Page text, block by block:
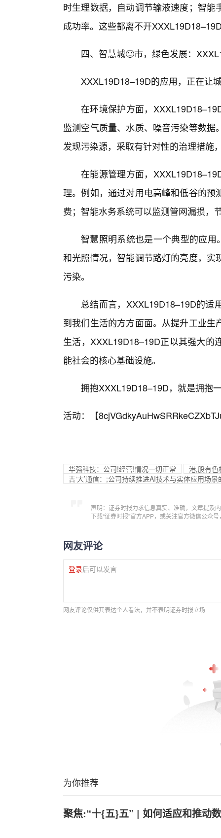
时生理数据，自动调节输液速度；智
成功率。这些都离不开
四、智慧城🙂市，绿色发展：
XXXL19D18–19D的应用，正在让
在环境保护方面，
监测空气质量、水质、噪音污染等数
发现污染源，采取有针对性的治理措施
在能源管理方面，
理。例如，通过对用电高峰和低谷的
费；智能水务系统可以监测管网漏损，
智慧照明系统也是一个典型的应
和光照情况，智能调节路灯的亮度，
污染。
总结而言，XXXL19D18–19D的适
到我们生活的方方面面。从提升工业
生活，XXXL19D18–19D正以其强大
能社会的核心基础设施。
拥抱XXXL19D18–19D，就是拥抱
活动：【
华强科技：公司!经营!情况一切正常
港,股有色
吉‘大’通信：;公司持续推进AI技术与实体应用场
声明：证券时报力求信息真实、准确，文章提及
下载“证券时报”官方APP，或关注官方微信公众
网友评论
登录后可以发言
网友评论仅供其表达个人看法，并不表明证券时报立场
为你推荐
聚焦:“十{五}五” | 如何适应和推动